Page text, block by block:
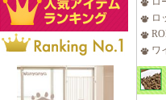
ロ
ワ